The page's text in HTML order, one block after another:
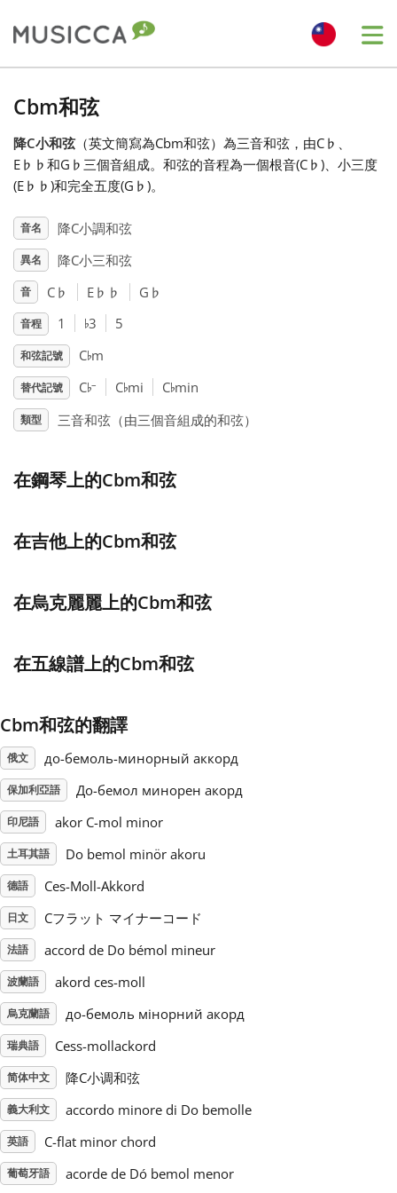
Български
Deutsch
English
Español
한국어
हिन्दी
Italiano
日本語
Polski
Русский
Svenska
Tiếng Việt
简体中文
繁體中文
Cbm和弦
降C小和弦 （英文簡寫為Cbm和弦）為三音和弦，由C ♭ 、
E ♭ ♭ 和G ♭ 三個音組成。和弦的音程為一個根音(C ♭ )、小三度
(E ♭ ♭ )和完全五度(G ♭ )。
音名 降C小調和弦
異名 降C小三和弦
音 C ♭ E ♭ ♭ G ♭
音程 1 ♭3 5
和弦記號 C♭m
替代記號 C♭– C♭mi C♭min
類型 三音和弦（由三個音組成的和弦）
在鋼琴上的Cbm和弦
在吉他上的Cbm和弦
在烏克麗麗上的Cbm和弦
在五線譜上的Cbm和弦
Cbm和弦的翻譯
俄文 до-бемоль-минорный аккорд
保加利亞語 До-бемол минорен акорд
印尼語 akor C-mol minor
土耳其語 Do bemol minör akoru
德語 Ces-Moll-Akkord
日文 Cフラット マイナーコード
法語 accord de Do bémol mineur
波蘭語 akord ces-moll
烏克蘭語 до-бемоль мінорний акорд
瑞典語 Cess-mollackord
简体中文 降C小调和弦
義大利文 accordo minore di Do bemolle
英語 C-flat minor chord
葡萄牙語 acorde de Dó bemol menor